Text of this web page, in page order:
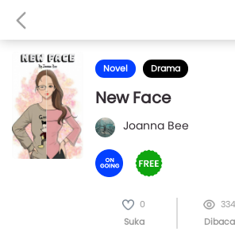
Novel Drama
New Face
Joanna Bee
0
Suka
334
Dibaca